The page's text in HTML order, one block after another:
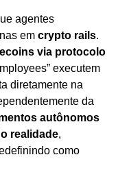
agentes
em crypto rails.
via protocolo
executem
diretamente na
da
autônomos
realidade,
como